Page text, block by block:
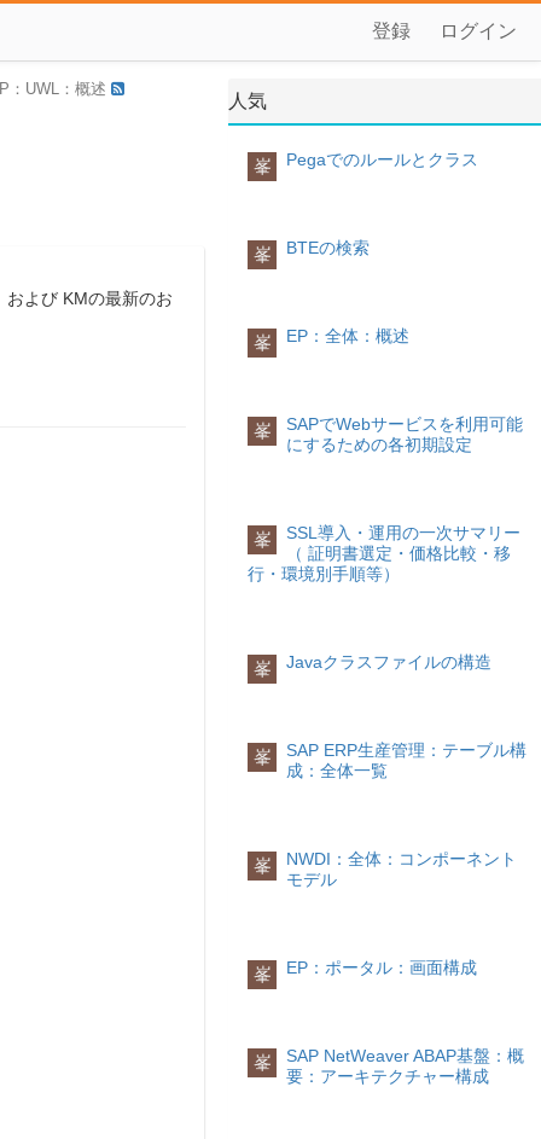
登録 ログイン
：UWL：概述
よび KMの最新のお
人気
峯 Pegaでのルールとクラス
峯 BTEの検索
峯 EP：全体：概述
峯
SAPでWebサービスを利用可能
にするための各初期設定
峯
SSL導入・運用の一次サマリー
（ 証明書選定・価格比較・移
行・環境別手順等）
峯 Javaクラスファイルの構造
峯
SAP ERP生産管理：テーブル構
成：全体一覧
峯
NWDI：全体：コンポーネント
モデル
峯 EP：ポータル：画面構成
峯
SAP NetWeaver ABAP基盤：概
要：アーキテクチャー構成